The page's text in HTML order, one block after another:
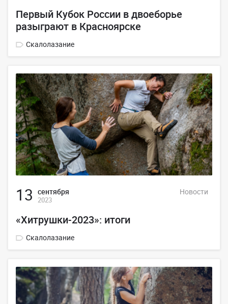
Первый Кубок России в двоеборье
разыграют в Красноярске
Скалолазание
13 сентября
2023
Новости
«Хитрушки-2023»: итоги
Скалолазание